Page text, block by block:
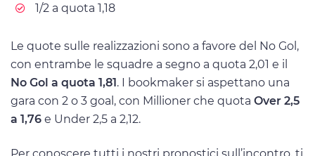
1/2 a quota 1,18
Le quote sulle realizzazioni sono a favore del No Gol,
con entrambe le squadre a segno a quota 2,01 e il
No Gol a quota 1,81 . I bookmaker si aspettano una
gara con 2 o 3 goal, con Millioner che quota Over 2,5
a 1,76 e Under 2,5 a 2,12.